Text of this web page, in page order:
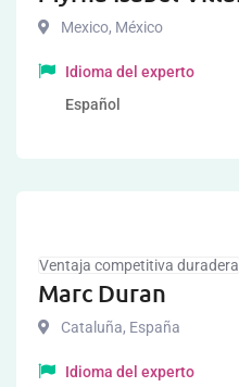
Mexico, México
Idioma del experto
Español
Ventaja competitiva duradera
Marc Duran
Cataluña, España
Idioma del experto